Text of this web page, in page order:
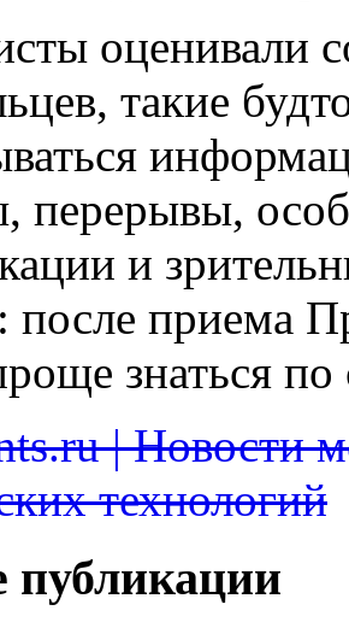
оценивали
такие
перерывы,
и
после приема
знаться
| Новости
технологий
публикации